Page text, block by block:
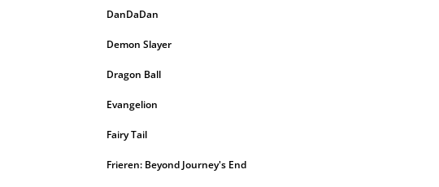
DanDaDan
Demon Slayer
Dragon Ball
Evangelion
Fairy Tail
Frieren: Beyond Journey's End